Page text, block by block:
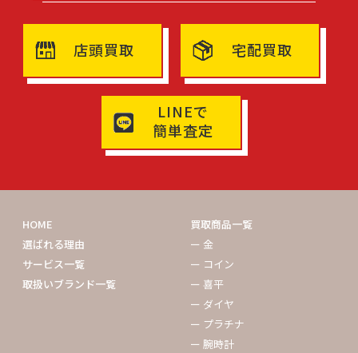
店頭買取 宅配買取
LINEで
簡単査定
HOME
選ばれる理由
サービス一覧
取扱いブランド一覧
買取商品一覧
ー 金
ー コイン
ー 喜平
ー ダイヤ
ー プラチナ
ー 腕時計